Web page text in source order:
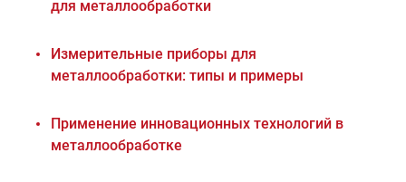
для металлообработки
Измерительные приборы для
металлообработки: типы и примеры
Применение инновационных технологий в
металлообработке